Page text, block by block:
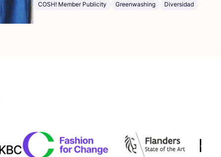
COSH! Member Publicity Greenwashing Diversidad